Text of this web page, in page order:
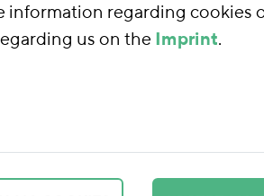
des
im
information regarding cookies
us on the Imprint.